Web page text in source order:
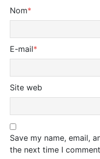
Nom*
E-mail*
Site web
Save my name, email,
the next time I